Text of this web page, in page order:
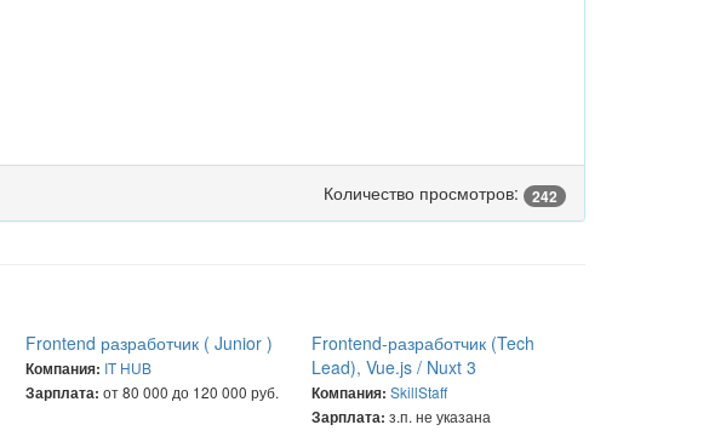
Количество просмотров: 242
Frontend разработчик ( Junior )
Компания: IT HUB
Зарплата: от 80 000 до 120 000 руб.
Frontend-разработчик (Tech
Lead), Vue.js / Nuxt 3
Компания: SkillStaff
Зарплата: з.п. не указана